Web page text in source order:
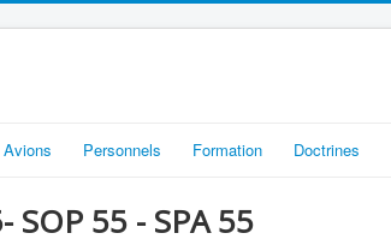
Avions Personnels Formation Doctrines
SOP 55 - SPA 55